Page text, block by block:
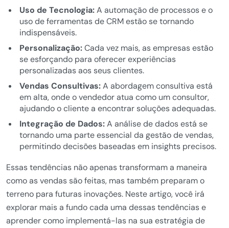
Uso de Tecnologia:A automação de processos e o
uso de ferramentas de CRM estão se tornando
indispensáveis.
Personalização:Cada vez mais, as empresas estão
se esforçando para oferecer experiências
personalizadas aos seus clientes.
Vendas Consultivas:A abordagem consultiva está
em alta, onde o vendedor atua como um consultor,
ajudando o cliente a encontrar soluções adequadas.
Integração de Dados:A análise de dados está se
tornando uma parte essencial da gestão de vendas,
permitindo decisões baseadas em insights precisos.
Essas tendências não apenas transformam a maneira
como as vendas são feitas, mas também preparam o
terreno para futuras inovações. Neste artigo, você irá
explorar mais a fundo cada uma dessas tendências e
aprender como implementá-las na sua estratégia de